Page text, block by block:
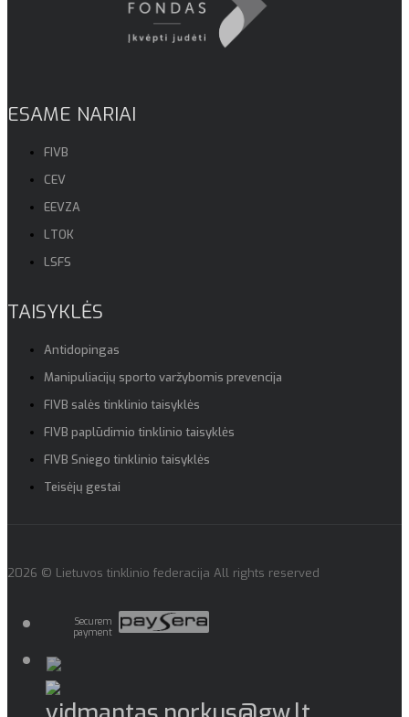
ESAME NARIAI
FIVB
CEV
EEVZA
LTOK
LSFS
TAISYKLĖS
Antidopingas
Manipuliacijų sporto varžybomis prevencija
FIVB salės tinklinio taisyklės
FIVB paplūdimio tinklinio taisyklės
FIVB Sniego tinklinio taisyklės
Teisėjų gestai
2026 © Lietuvos tinklinio federacija All rights reserved
Securem
payment